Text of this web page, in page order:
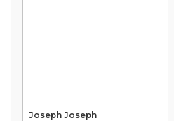
Joseph Joseph